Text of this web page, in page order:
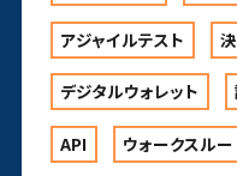
アジャイルテスト
デジタルウォレット
API ウォークスルー